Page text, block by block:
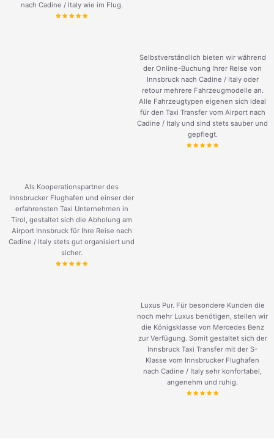
nach Cadine / Italy wie im Flug.
Selbstverständlich bieten wir während
der Online-Buchung Ihrer Reise von
Innsbruck nach Cadine / Italy oder
retour mehrere Fahrzeugmodelle an.
Alle Fahrzeugtypen eigenen sich ideal
für den Taxi Transfer vom Airport nach
Cadine / Italy und sind stets sauber und
gepflegt.
Als Kooperationspartner des
Innsbrucker Flughafen und einser der
erfahrensten Taxi Unternehmen in
Tirol, gestaltet sich die Abholung am
Airport Innsbruck für Ihre Reise nach
Cadine / Italy stets gut organisiert und
sicher.
Luxus Pur. Für besondere Kunden die
noch mehr Luxus benötigen, stellen wir
die Königsklasse von Mercedes Benz
zur Verfügung. Somit gestaltet sich der
Innsbruck Taxi Transfer mit der S-
Klasse vom Innsbrucker Flughafen
nach Cadine / Italy sehr konfortabel,
angenehm und ruhig.